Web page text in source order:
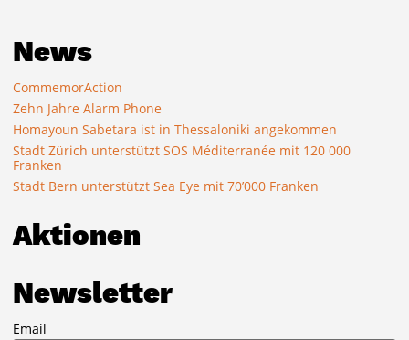
News
CommemorAction
Zehn Jahre Alarm Phone
Homayoun Sabetara ist in Thessaloniki angekommen
Stadt Zürich unterstützt SOS Méditerranée mit 120 000
Franken
Stadt Bern unterstützt Sea Eye mit 70’000 Franken
Aktionen
Newsletter
Email